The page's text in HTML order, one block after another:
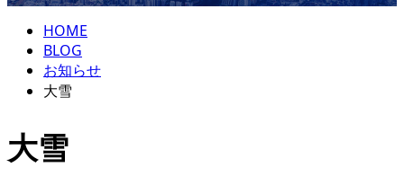
HOME
BLOG
お知らせ
大雪
大雪